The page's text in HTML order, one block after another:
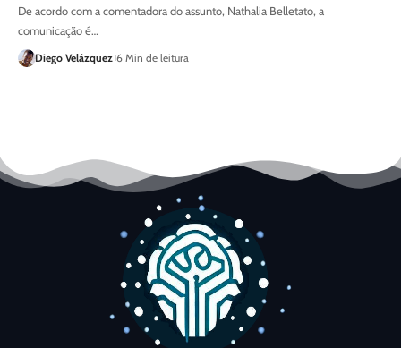
De acordo com a comentadora do assunto, Nathalia Belletato, a
comunicação é…
Diego Velázquez 6 Min de leitura